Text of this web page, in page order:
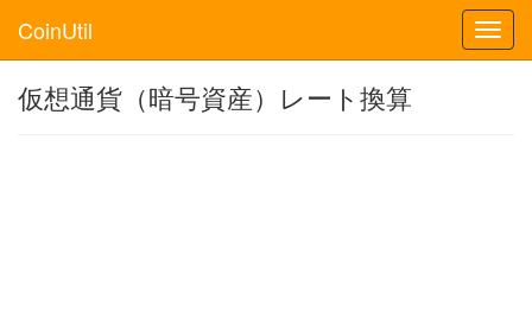
CoinUtil
仮想通貨（暗号資産）レート換算